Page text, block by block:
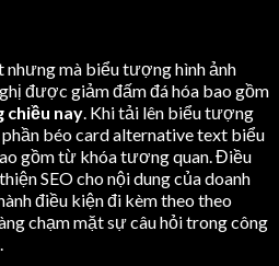
nhưng mà biểu tượng hình ảnh
được giảm đấm đá hóa bao gồm
chiều nay. Khi tải lên biểu tượng
phần béo card alternative text biểu
gồm từ khóa tương quan. Điều
SEO cho nội dung của doanh
điều kiện đi kèm theo theo
chạm mặt sự câu hỏi trong công